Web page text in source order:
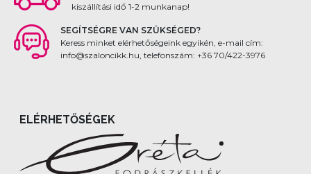
kiszállítási idő 1-2 munkanap!
SEGÍTSÉGRE VAN SZÜKSÉGED?
Keress minket elérhetőségeink egyikén, e-mail cím:
info@szaloncikk.hu, telefonszám: +36 70/422-3976
ELÉRHETŐSÉGEK